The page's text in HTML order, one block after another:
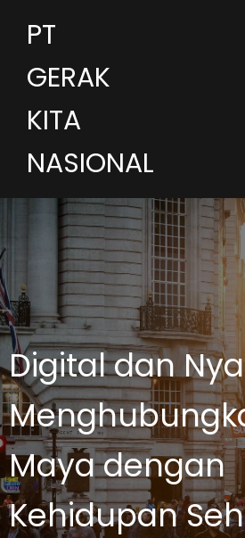
PT
GERAK
KITA
NASIONAL
Digital dan
Maya dengan
Kehidupan